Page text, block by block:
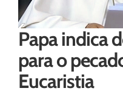
Papa indica
para o
Eucaristia